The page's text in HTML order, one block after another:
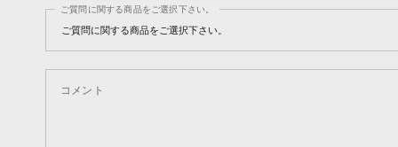
ご質問に関する商品をご選択下さい。
コメント